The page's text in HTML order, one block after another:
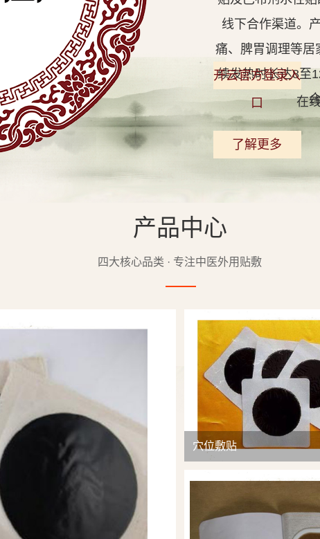
线下合作渠道。
痛、脾胃调理等居
续发热时长达8至
开云官方登录入
口
在
了解更多
产品中心
四大核心品类 · 专注中医外用贴敷
穴位敷贴
查看详情